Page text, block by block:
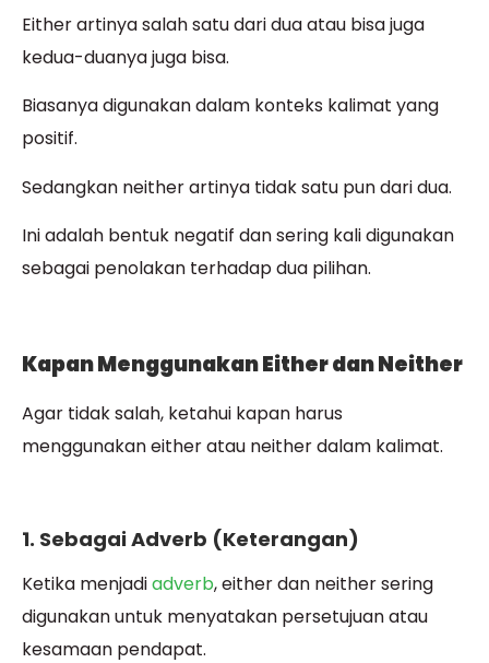
Either artinya salah satu dari dua atau bisa juga
kedua-duanya juga bisa.
Biasanya digunakan dalam konteks kalimat yang
positif.
Sedangkan neither artinya tidak satu pun dari dua.
Ini adalah bentuk negatif dan sering kali digunakan
sebagai penolakan terhadap dua pilihan.
Kapan Menggunakan Either dan Neither
Agar tidak salah, ketahui kapan harus
menggunakan either atau neither dalam kalimat.
1. Sebagai Adverb (Keterangan)
Ketika menjadiadverb, either dan neither sering
digunakan untuk menyatakan persetujuan atau
kesamaan pendapat.